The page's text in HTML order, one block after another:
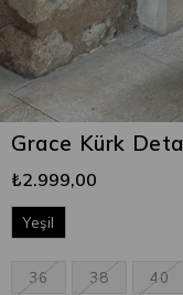
Grace Kürk
₺2.999,00
Yeşil
36 38 40